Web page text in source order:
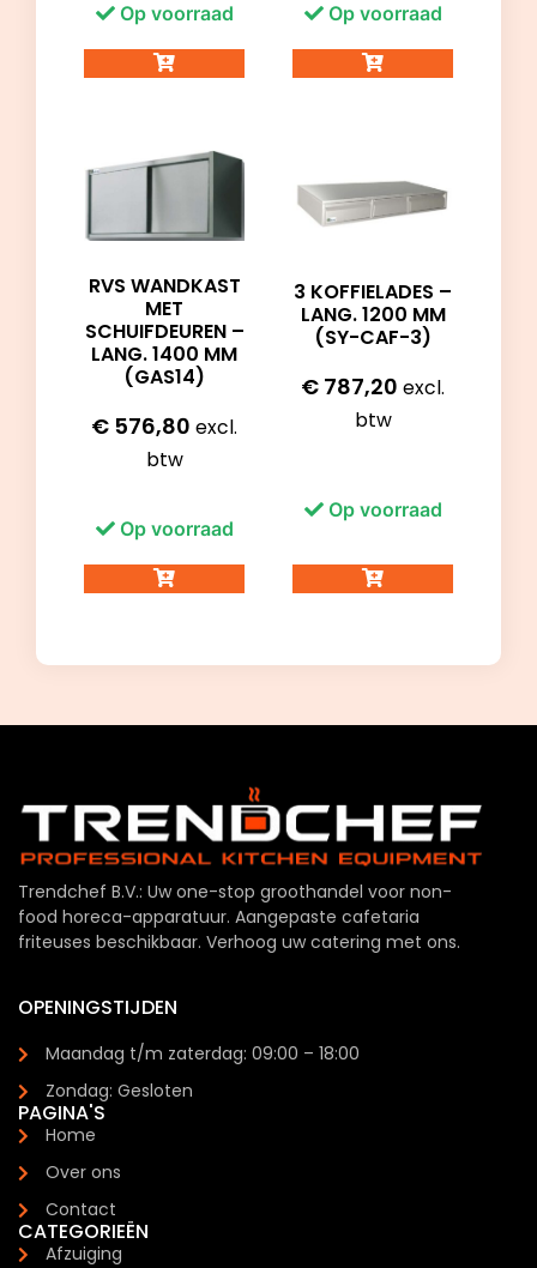
Op voorraad Op voorraad
RVS WANDKAST
MET
SCHUIFDEUREN –
LANG. 1400 MM
(GAS14)
€ 576,80 excl.
btw
Op voorraad
3 KOFFIELADES –
LANG. 1200 MM
(SY-CAF-3)
€ 787,20 excl.
btw
Op voorraad
Trendchef B.V.: Uw one-stop groothandel voor non-
food horeca-apparatuur. Aangepaste cafetaria
friteuses beschikbaar. Verhoog uw catering met ons.
OPENINGSTIJDEN
Maandag t/m zaterdag: 09:00 – 18:00
Zondag: Gesloten
PAGINA'S
Home
Over ons
Contact
CATEGORIEËN
Afzuiging